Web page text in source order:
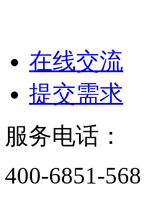
在线交流
提交需求
服务电话：
400-6851-568